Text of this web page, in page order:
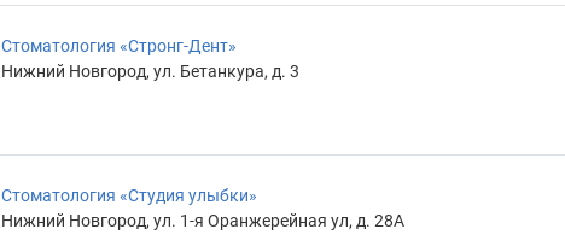
Стоматология «Стронг-Дент»
Нижний Новгород, ул. Бетанкура, д. 3
Стоматология «Студия улыбки»
Нижний Новгород, ул. 1-я Оранжерейная ул, д. 28А